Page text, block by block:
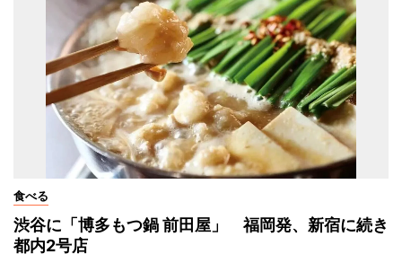
食べる
渋谷に「博多もつ鍋 前田屋」 福岡発、新宿に続き
都内2号店